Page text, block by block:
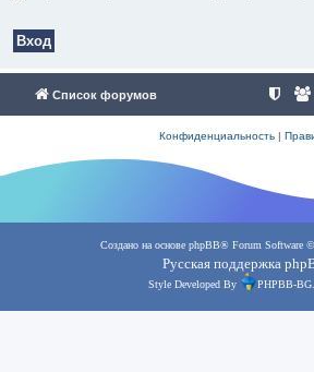
Список форумов
Конфиденциальность|
Создано на основе phpBB® Forum Software
Русская поддержка
Style Developed By PHPBB-